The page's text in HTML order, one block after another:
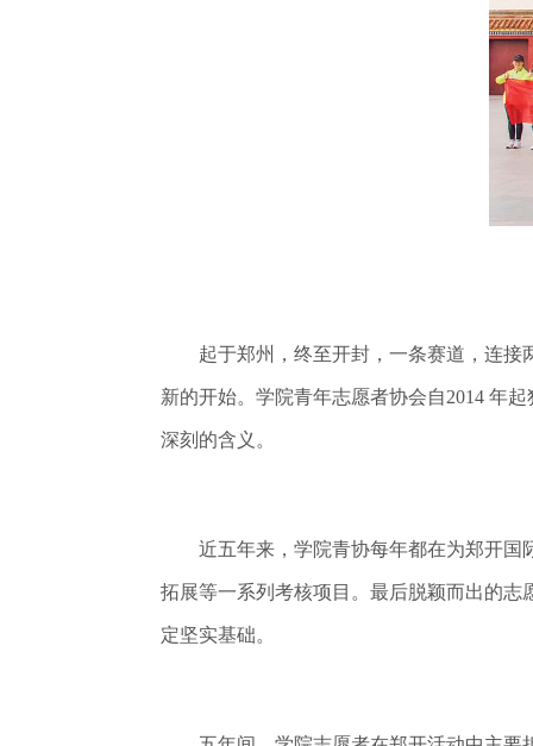
起于郑州，终至开封，一条赛道，连接两
新的开始。学院青年志愿者协会自2014 年
深刻的含义。
近五年来，学院青协每年都在为郑开国际
拓展等一系列考核项目。最后脱颖而出的
定坚实基础。